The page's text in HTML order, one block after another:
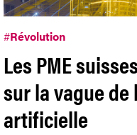
#Révolution
Les PME
sur la vague
artificielle